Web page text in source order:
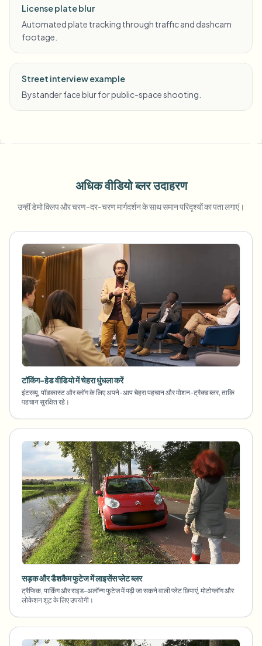
License plate blur
Automated plate tracking through traffic and dashcam
footage.
Street interview example
Bystander face blur for public-space shooting.
अधिक वीडियो ब्लर उदाहरण
उन्हीं डेमो क्लिप और चरण-दर-चरण मार्गदर्शन के साथ समान परिदृश्यों का पता लगाएं।
टॉकिंग-हेड वीडियो में चेहरा धुंधला करें
इंटरव्यू, पॉडकास्ट और व्लॉग के लिए अपने-आप चेहरा पहचान और मोशन-ट्रैक्ड ब्लर, ताकि
पहचान सुरक्षित रहे।
सड़क और डैशकैम फुटेज में लाइसेंस प्लेट ब्लर
ट्रैफिक, पार्किंग और राइड-अलॉन्ग फुटेज में पढ़ी जा सकने वाली प्लेट छिपाएं, मोटोग्लॉग और
लोकेशन शूट के लिए उपयोगी।